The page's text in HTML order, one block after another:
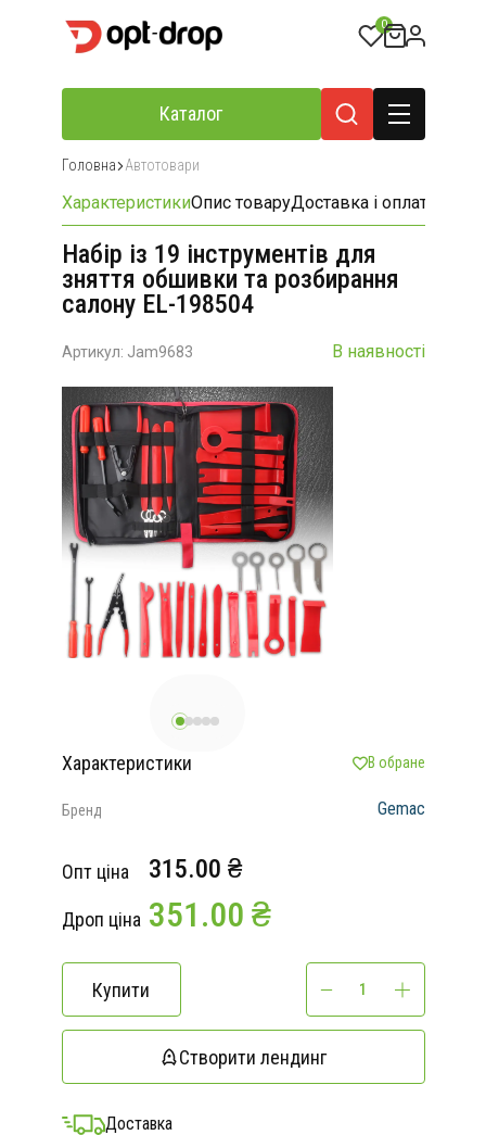
0
Каталог
Головна Автотовари
ХарактеристикиОпис товаруДоставка і оплата
Набір із 19 інструментів для
зняття обшивки та розбирання
салону EL-198504
Артикул: Jam9683 В наявності
Характеристики В обране
Бренд Gemac
Опт ціна 315.00 ₴
Дроп ціна 351.00 ₴
Купити
Створити лендинг
Доставка